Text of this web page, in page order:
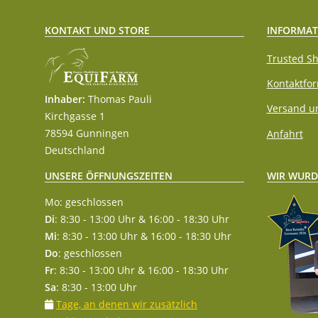
KONTAKT UND STORE
Inhaber: Thomas Pauli
Kirchgasse 1
78594 Gunningen
Deutschland
UNSERE ÖFFNUNGSZEITEN
Mo: geschlossen
Di: 8:30 - 13:00 Uhr & 16:00 - 18:30 Uhr
Mi: 8:30 - 13:00 Uhr & 16:00 - 18:30 Uhr
Do: geschlossen
Fr: 8:30 - 13:00 Uhr & 16:00 - 18:30 Uhr
Sa: 8:30 - 13:00 Uhr
Tage, an denen wir zusätzlich
Trusted
Versand
Anfahrt
WIR